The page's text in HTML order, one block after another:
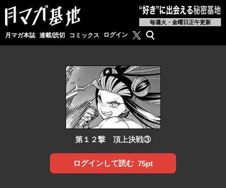
毎週火・金曜日正午更新
月マガ本誌 連載/読切 コミックス ログイン 月マガ基地公式X
検索
第１２撃 頂上決戦③
ログインして読む 75pt